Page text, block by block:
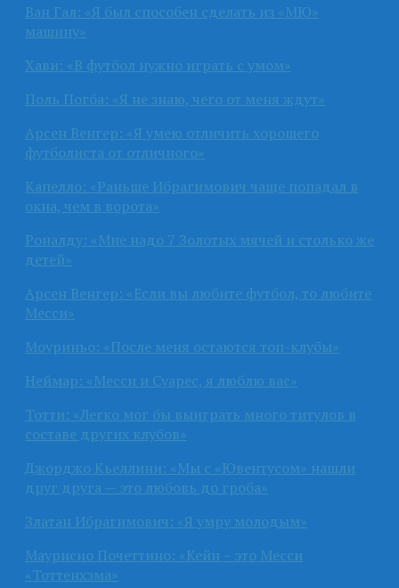
Ван Гал: «Я был способен сделать из «МЮ»
машину»
Хави: «В футбол нужно играть с умом»
Поль Погба: «Я не знаю, чего от меня ждут»
Арсен Венгер: «Я умею отличить хорошего
футболиста от отличного»
Капелло: «Раньше Ибрагимович чаще попадал в
окна, чем в ворота»
Роналду: «Мне надо 7 Золотых мячей и столько же
детей»
Арсен Венгер: «Если вы любите футбол, то любите
Месси»
Моуриньо: «После меня остаются топ-клубы»
Неймар: «Месси и Суарес, я люблю вас»
Тотти: «Легко мог бы выиграть много титулов в
составе других клубов»
Джорджо Кьеллини: «Мы с «Ювентусом» нашли
друг друга — это любовь до гроба»
Златан Ибрагимович: «Я умру молодым»
Маурисио Почеттино: «Кейн – это Месси
«Тоттенхэма»